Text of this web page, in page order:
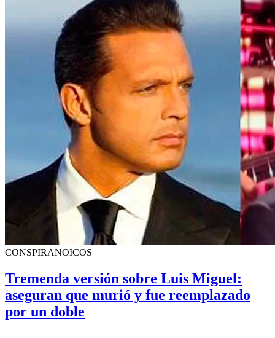
CONSPIRANOICOS
Tremenda versión sobre Luis Miguel:
aseguran que murió y fue reemplazado
por un doble